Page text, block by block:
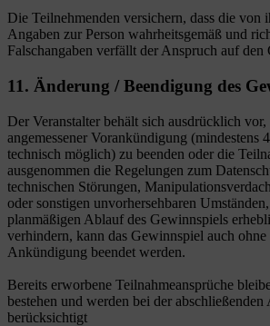
Die Teilnehmenden versichern, dass die von
Angaben zur Person wahrheitsgemäß und
Falschangaben verfällt der Anspruch auf den
11. Änderung / Beendigung des
Der Veranstalter behält sich ausdrücklich
angemessener Vorankündigung (mindestens
technisch möglich) zu beenden oder die
ausgenommen die Regelungen zum
technischen Störungen,
oder sonstigen unvorhersehbaren
planmäßigen Ablauf des Gewinnspiels
verhindern, kann das Gewinnspiel auch
Ankündigung beendet werden.
Bereits erworbene Teilnahmeansprüche
bestehen und werden bei der abschließenden
berücksichtigt